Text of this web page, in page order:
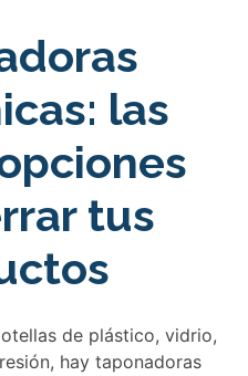
las
tus
de plástico, vidrio,
hay taponadoras